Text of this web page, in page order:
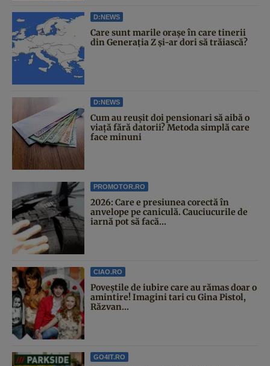
D:NEWS
Care sunt marile orașe în care tinerii
din Generația Z și-ar dori să trăiască?
D:NEWS
Cum au reușit doi pensionari să aibă o
viață fără datorii? Metoda simplă care
face minuni
PROMOTOR.RO
2026: Care e presiunea corectă în
anvelope pe caniculă. Cauciucurile de
iarnă pot să facă...
CIAO.RO
Poveştile de iubire care au rămas doar o
amintire! Imagini tari cu Gina Pistol,
Răzvan...
GO4IT.RO